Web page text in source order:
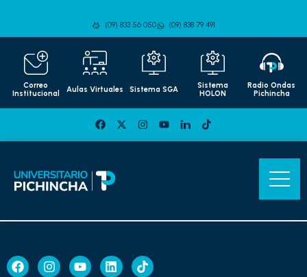
(09) 833 56 050 (09) 838 79 491
Correo
Institucional
Aulas Virtuales Sistema SGA
Sistema
HOLON
Radio Ondas
Pichincha